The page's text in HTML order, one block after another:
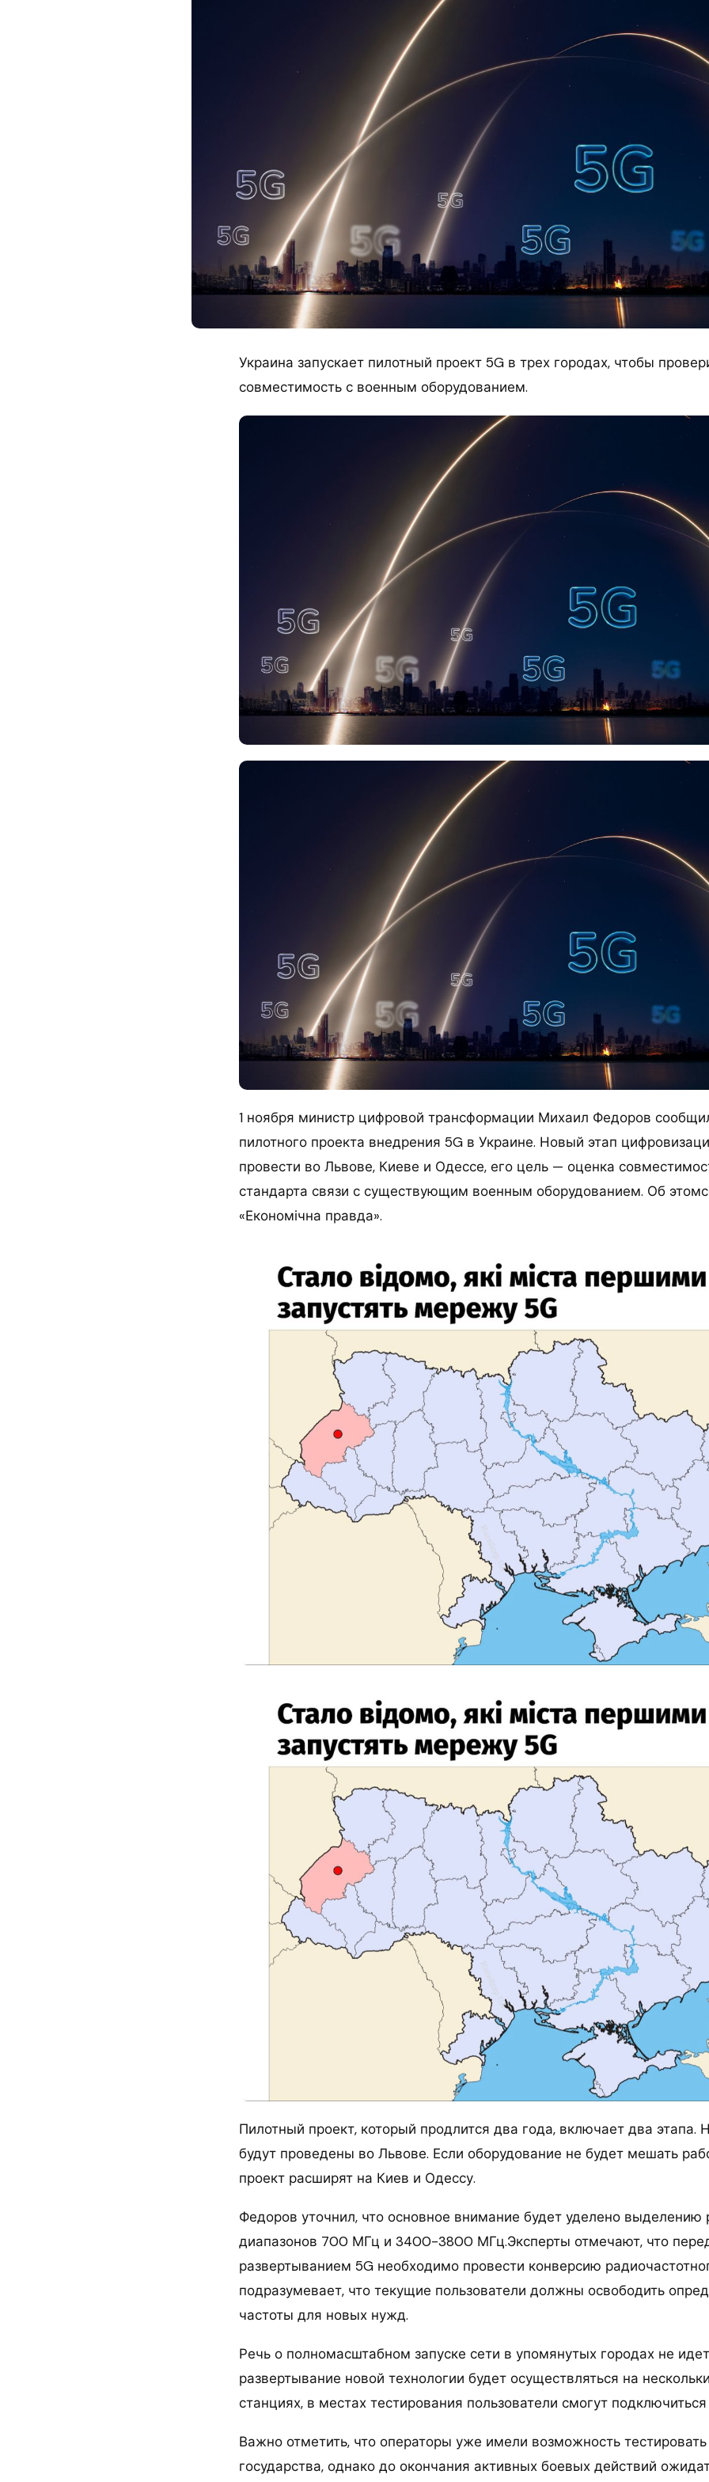
Украина запускает пилотный проект 5G в трех городах, чтобы
совместимость с военным оборудованием.
1 ноября министр цифровой трансформации Михаил Федоров
пилотного проекта внедрения 5G в Украине. Новый этап
провести во Львове, Киеве и Одессе, его цель — оценка
стандарта связи с существующим военным оборудованием. Об
«Економічна правда».
Пилотный проект, который продлится два года, включает два этапа.
будут проведены во Львове. Если оборудование не будет мешать
проект расширят на Киев и Одессу.
Федоров уточнил, что основное внимание будет уделено выделению
диапазонов 700 МГц и 3400-3800 МГц.Эксперты отмечают, что
развертыванием 5G необходимо провести конверсию
подразумевает, что текущие пользователи должны освободить
частоты для новых нужд.
Речь о полномасштабном запуске сети в упомянутых городах не
развертывание новой технологии будет осуществляться на
станциях, в местах тестирования пользователи смогут подключиться
Важно отметить, что операторы уже имели возможность
государства, однако до окончания активных боевых действий